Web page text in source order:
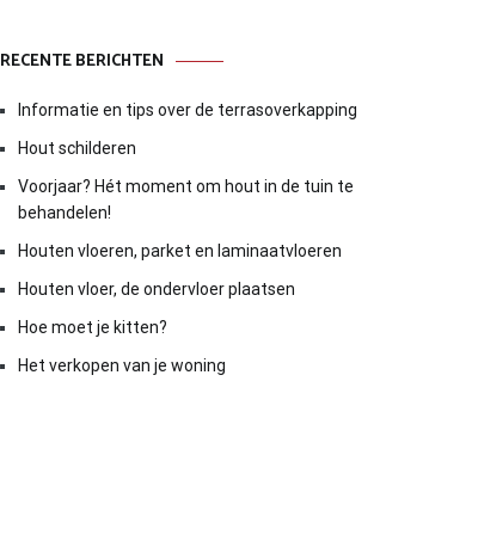
RECENTE BERICHTEN
Informatie en tips over de terrasoverkapping
Hout schilderen
Voorjaar? Hét moment om hout in de tuin te
behandelen!
Houten vloeren, parket en laminaatvloeren
Houten vloer, de ondervloer plaatsen
Hoe moet je kitten?
Het verkopen van je woning